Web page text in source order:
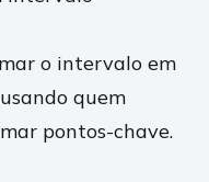
o intervalo em
quem
pontos-chave.